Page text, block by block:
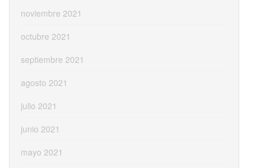
noviembre 2021
octubre 2021
septiembre 2021
agosto 2021
julio 2021
junio 2021
mayo 2021